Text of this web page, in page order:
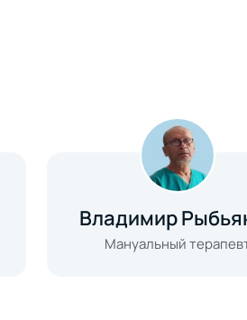
Владимир
Мануальный